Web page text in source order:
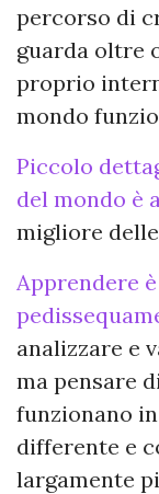
percorso di
guarda oltre
proprio
mondo
Piccolo
del mondo è
migliore
Apprendere
analizzare e
ma pensare
funzionano
differente e
largamente